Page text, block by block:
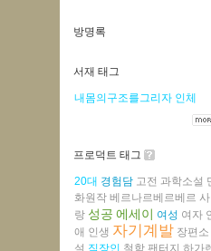
방명록
서재 태그
내몸의구조를그리자 인체
프로덕트 태그
20대 경험담 고전 과학소설
화원작 베르나르베르베르 사
랑 성공 에세이 여성 여자
애 인생 자기계발 장편소
설 직장인 철학 팬터지 하가